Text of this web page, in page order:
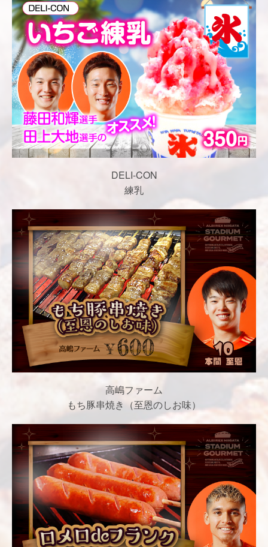
DELI-CON
練乳
高嶋ファーム
もち豚串焼き（至恩のしお味）